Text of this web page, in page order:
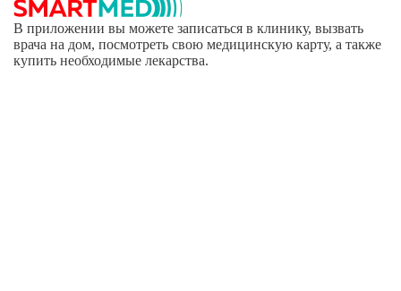
В приложении вы можете записаться в клинику, вызвать
врача на дом, посмотреть свою медицинскую карту, а также
купить необходимые лекарства.